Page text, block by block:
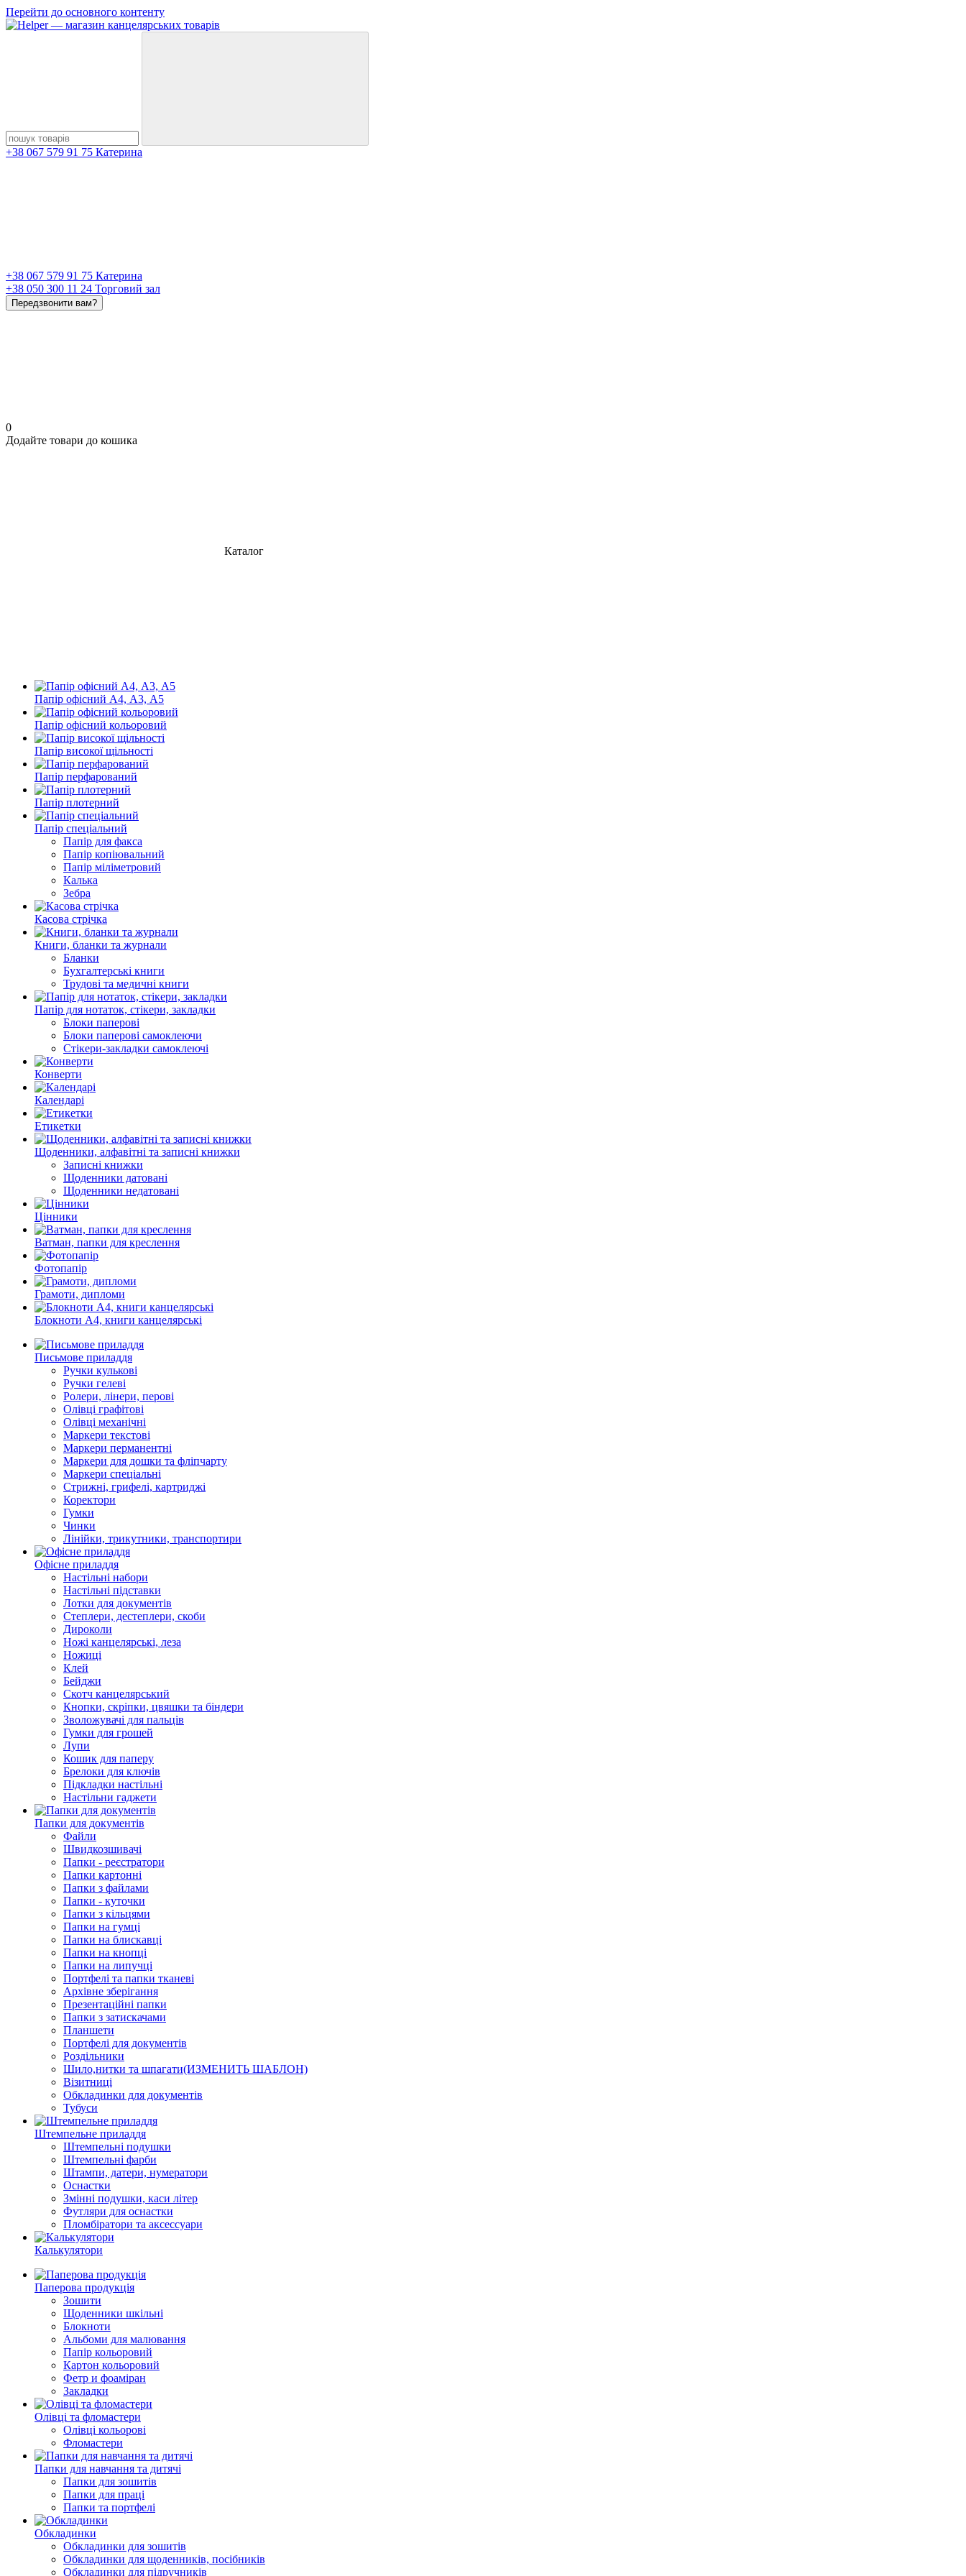
Перейти до основного контенту
+38 067 579 91 75 Катерина
+38 067 579 91 75 Катерина
+38 050 300 11 24 Торговий зал
Передзвонити вам?
0
Додайте товари до кошика
Каталог
Папір офісний А4, А3, А5
Папір офісний кольоровий
Папір високої щільності
Папір перфарований
Папір плотерний
Папір спеціальний
Папір для факса
Папір копіювальний
Папір міліметровий
Калька
Зебра
Касова стрічка
Книги, бланки та журнали
Бланки
Бухгалтерські книги
Трудові та медичні книги
Папiр для нотаток, стікери, закладки
Блоки паперовi
Блоки паперовi самоклеючи
Стікери-закладки самоклеючі
Конверти
Календарі
Етикетки
Щоденники, алфавiтнi та записнi книжки
Записні книжки
Щоденники датовані
Щоденники недатовані
Цінники
Ватман, папки для креслення
Фотопапір
Грамоти, дипломи
Блокноти А4, книги канцелярські
Письмове приладдя
Ручки кульковi
Ручки гелевi
Ролери, лінери, перові
Олiвцi графітові
Олiвцi механiчнi
Маркери текстовi
Маркери перманентні
Маркери для дошки та фліпчарту
Маркери спеціальні
Стрижні, грифелі, картриджi
Коректори
Гумки
Чинки
Лінійки, трикутники, транспортири
Офісне приладдя
Настільні набори
Настільні підставки
Лотки для документів
Степлери, дестеплери, скоби
Дироколи
Ножі канцелярські, леза
Ножиці
Клей
Бейджи
Скотч канцелярський
Кнопки, скріпки, цвяшки та біндери
Зволожувачі для пальців
Гумки для грошей
Лупи
Кошик для паперу
Брелоки для ключів
Підкладки настільні
Настільни гаджети
Папки для документів
Файли
Швидкозшивачі
Папки - реєстратори
Папки картонні
Папки з файлами
Папки - куточки
Папки з кільцями
Папки на гумці
Папки на блискавці
Папки на кнопцi
Папки на липучцi
Портфелi та папки тканеві
Архівне зберігання
Презентаційні папки
Папки з затискачами
Планшети
Портфелi для документів
Роздільники
Шило,нитки та шпагати(ИЗМЕНИТЬ ШАБЛОН)
Візитниці
Обкладинки для документів
Тубуси
Штемпельне приладдя
Штемпельні подушки
Штемпельні фарби
Штампи, датери, нумератори
Оснастки
Змінні подушки, каси літер
Футляри для оснастки
Пломбiратори та аксессуари
Калькулятори
Паперова продукція
Зошити
Щоденники шкільні
Блокноти
Альбоми для малювання
Папiр кольоровий
Картон кольоровий
Фетр и фоаміран
Закладки
Олівці та фломастери
Олiвцi кольоровi
Фломастери
Папки для навчання та дитячі
Папки для зошитів
Папки для праці
Папки та портфелi
Обкладинки
Обкладинки для зошитів
Обкладинки для щоденників, посібників
Обкладинки для підручників